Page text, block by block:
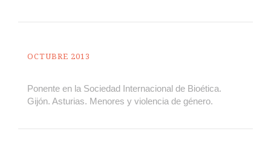
OCTUBRE 2013
Ponente en la Sociedad Internacional de Bioética.
Gijón. Asturias. Menores y violencia de género.